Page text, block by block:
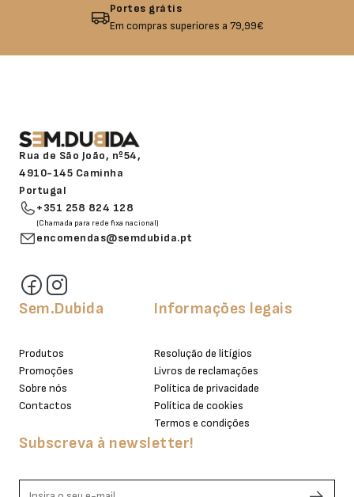
Devolução garantida
Não gostou? Troque o seu produto!
Rua de São João, nº54,
4910-145 Caminha
Portugal
+351 258 824 128
(Chamada para rede fixa nacional)
encomendas@semdubida.pt
Sem.Dubida
Produtos
Promoções
Sobre nós
Contactos
Informações legais
Resolução de litígios
Livros de reclamações
Política de privacidade
Política de cookies
Termos e condições
Subscreva à newsletter!